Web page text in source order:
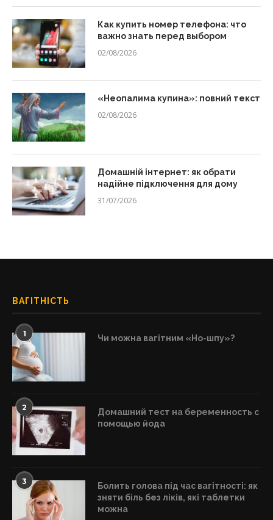
Как купить номер телефона: что
важно знать перед выбором
02/08/2026
«Неопалима купина»: повний текст
02/08/2026
Домашній інтернет: як обрати
надійне підключення для дому
31/07/2026
ВАГІТНІСТЬ
1 Чи можна вагітним «Но-шпу»?
2
Домашний тест на беременность с
помощью йода
3
Болить голова під час вагітності: як
зняти біль без ліків, які таблетки
можна